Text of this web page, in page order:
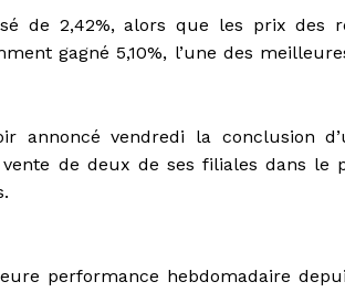
de 2,42%, alors que les prix des
gagné 5,10%, l’une des
annoncé vendredi la conclusion
de deux de ses filiales dans le
performance hebdomadaire